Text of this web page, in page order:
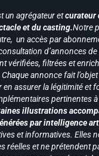
un agrégateur etcurateur
et du casting.Notre
un accès par
d’annonces
vérifiées, filtrées et
annonce fait
assurer la légitimité et
pertinentes
illustrations
par intelligence
et informatives. Elles
réelles et ne prétendent